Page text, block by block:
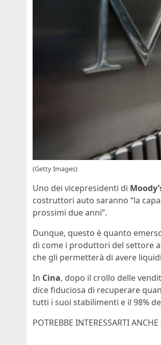
(Getty Images)
Uno dei vicepresidenti di
costruttori auto saranno “la
prossimi due anni”.
Dunque, questo è quanto
di come i produttori del settore
che gli permetterà di avere
In Cina, dopo il crollo delle
dice fiduciosa di recuperare
tutti i suoi stabilimenti e il 98%
POTREBBE INTERESSARTI